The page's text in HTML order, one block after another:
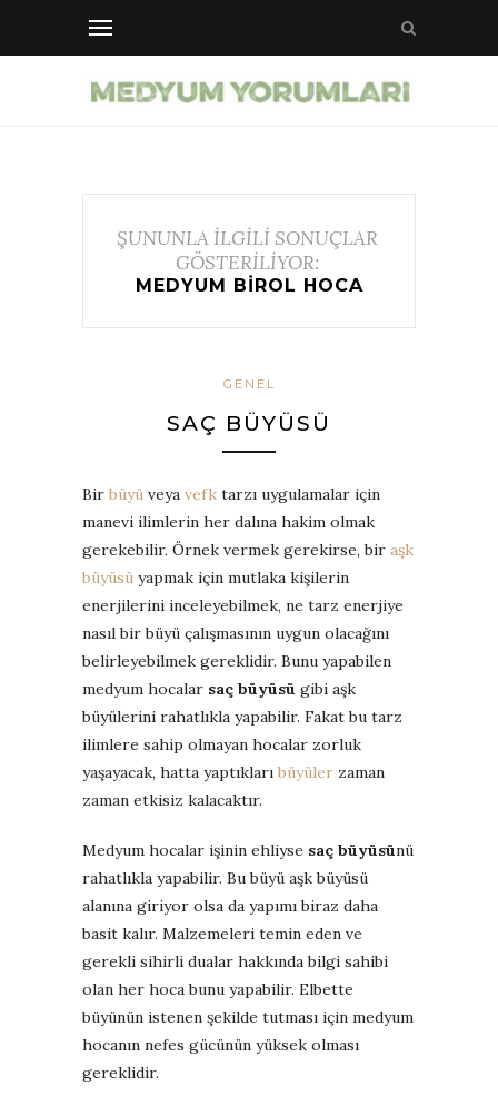
ŞUNUNLA İLGİLİ SONUÇLAR
GÖSTERİLİYOR:
MEDYUM BIROL HOCA
GENEL
SAÇ BÜYÜSÜ
Bir büyü veya vefk tarzı uygulamalar için
manevi ilimlerin her dalına hakim olmak
gerekebilir. Örnek vermek gerekirse, bir aşk
büyüsü yapmak için mutlaka kişilerin
enerjilerini inceleyebilmek, ne tarz enerjiye
nasıl bir büyü çalışmasının uygun olacağını
belirleyebilmek gereklidir. Bunu yapabilen
medyum hocalar saç büyüsü gibi aşk
büyülerini rahatlıkla yapabilir. Fakat bu tarz
ilimlere sahip olmayan hocalar zorluk
yaşayacak, hatta yaptıkları büyüler zaman
zaman etkisiz kalacaktır.
Medyum hocalar işinin ehliyse saç büyüsünü
rahatlıkla yapabilir. Bu büyü aşk büyüsü
alanına giriyor olsa da yapımı biraz daha
basit kalır. Malzemeleri temin eden ve
gerekli sihirli dualar hakkında bilgi sahibi
olan her hoca bunu yapabilir. Elbette
büyünün istenen şekilde tutması için medyum
hocanın nefes gücünün yüksek olması
gereklidir.